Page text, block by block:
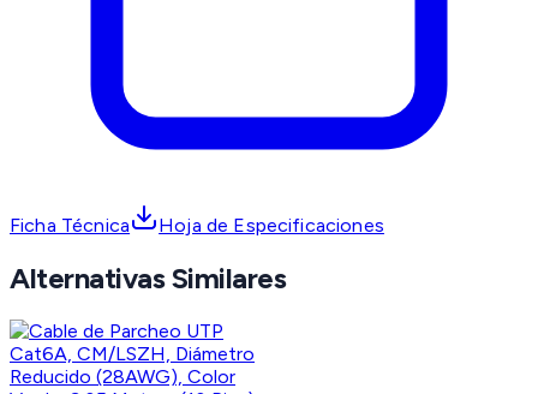
Ficha Técnica Hoja de Especificaciones
Alternativas Similares